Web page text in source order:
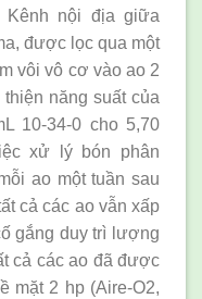
nội địa giữa
được lọc qua một
vôi vô cơ vào ao 2
năng suất của
10-34-0 cho 5,70
xử lý bón phân
ao một tuần sau
cả các ao vẫn xấp
gắng duy trì lượng
cả các ao đã được
mặt 2 hp (Aire-O2,